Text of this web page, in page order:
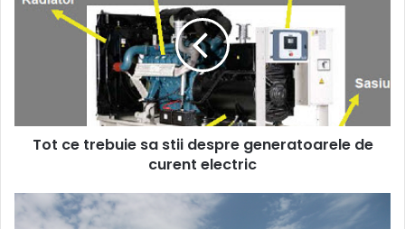
trebuie
curent
electric
Tot ce trebuie sa stii despre generatoarele de
curent electric
schele